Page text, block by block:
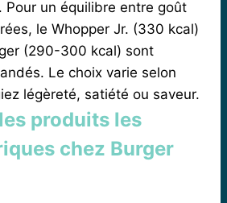
Pour un équilibre entre goût
le Whopper Jr. (330 kcal)
(290-300 kcal) sont
Le choix varie selon
légèreté, satiété ou saveur.
produits les
chez Burger